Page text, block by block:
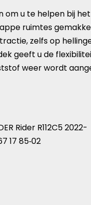
om u te helpen bij
ruimtes
zelfs op
geeft u de
weer wordt
Rider R112C5 2022-
17 85‑02